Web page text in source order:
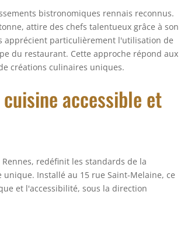
bistronomiques rennais reconnus.
attire des chefs talentueux grâce à son
apprécient particulièrement l'utilisation de
du restaurant. Cette approche répond aux
créations culinaires uniques.
accessible et
redéfinit les standards de la
Installé au 15 rue Saint-Melaine, ce
et l'accessibilité, sous la direction